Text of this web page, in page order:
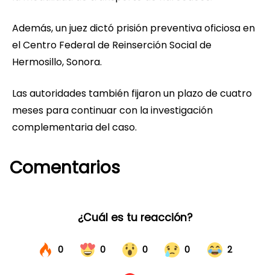
Además, un juez dictó prisión preventiva oficiosa en
el Centro Federal de Reinserción Social de
Hermosillo, Sonora.
Las autoridades también fijaron un plazo de cuatro
meses para continuar con la investigación
complementaria del caso.
Comentarios